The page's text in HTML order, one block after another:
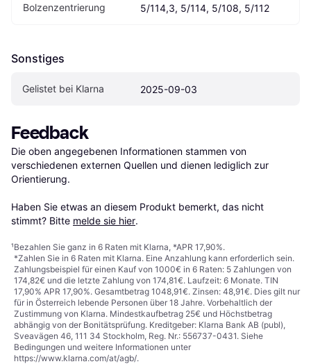
Bolzenzentrierung 5/114,3, 5/114, 5/108, 5/112
Sonstiges
Gelistet bei Klarna 2025-09-03
Feedback
Die oben angegebenen Informationen stammen von
verschiedenen externen Quellen und dienen lediglich zur
Orientierung.
Haben Sie etwas an diesem Produkt bemerkt, das nicht
stimmt? Bitte melde sie hier.
¹Bezahlen Sie ganz in 6 Raten mit Klarna, *APR 17,90%.
*Zahlen Sie in 6 Raten mit Klarna. Eine Anzahlung kann erforderlich sein.
Zahlungsbeispiel für einen Kauf von 1000€ in 6 Raten: 5 Zahlungen von
174,82€ und die letzte Zahlung von 174,81€. Laufzeit: 6 Monate. TIN
17,90% APR 17,90%. Gesamtbetrag 1048,91€. Zinsen: 48,91€. Dies gilt nur
für in Österreich lebende Personen über 18 Jahre. Vorbehaltlich der
Zustimmung von Klarna. Mindestkaufbetrag 25€ und Höchstbetrag
abhängig von der Bonitätsprüfung. Kreditgeber: Klarna Bank AB (publ),
Sveavägen 46, 111 34 Stockholm, Reg. Nr.: 556737-0431. Siehe
Bedingungen und weitere Informationen unter
https://www.klarna.com/at/agb/.